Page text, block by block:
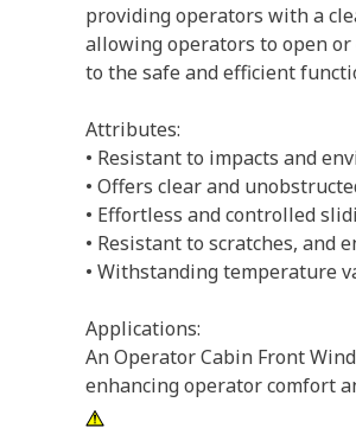
providing operators with a
allowing operators to open
to the safe and efficient
Attributes:
• Resistant to impacts and
• Offers clear and
• Effortless and controlled
• Resistant to scratches, and
• Withstanding temperature
Applications:
An Operator Cabin Front
enhancing operator comfort